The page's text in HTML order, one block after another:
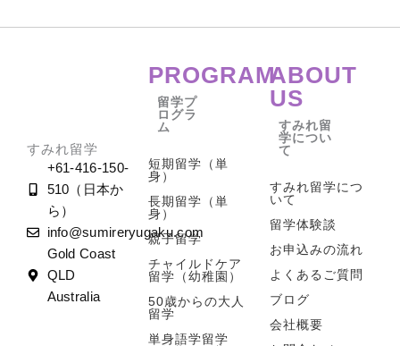
すみれ留学
+61-416-150-
510（日本か
ら）
info@sumireryugaku.com
Gold Coast
QLD
Australia
PROGRAM
留学プ
ログラ
ム
短期留学（単
身）
長期留学（単
身）
親子留学
チャイルドケア
留学（幼稚園）
50歳からの大人
留学
単身語学留学
ABOUT
US
すみれ留
学につい
て
すみれ留学につ
いて
留学体験談
お申込みの流れ
よくあるご質問
ブログ
会社概要